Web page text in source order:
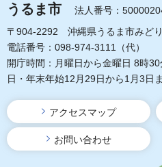
うるま市
法人番号：
〒904-2292 沖縄県うるま市みど
電話番号：098-974-3111（代）
開庁時間：月曜日から金曜日 8時
日・年末年始12月29日から1月3日
アクセスマップ
お問い合わせ